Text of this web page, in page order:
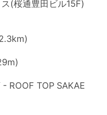
(桜通豊田ビル15F)
ROOF TOP SAKAE